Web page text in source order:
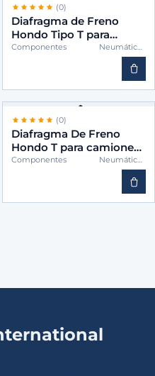
(0)
Diafragma de Freno
Hondo Tipo T para
Camiones – BINS
Componentes Neumáticos
(0)
Diafragma De Freno
Hondo T para camiones
-BINS TWH30
Componentes Neumáticos